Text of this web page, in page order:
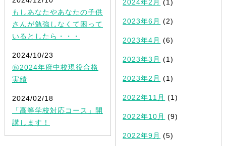
もしあなたやあなたの子供
さんが勉強しなくて困って
いるとしたら・・・
2024/10/23
㊗2024年府中校現役合格
実績
2024/02/18
「高等学校対応コース」開
講します！
2024年2月 (1)
2023年6月 (2)
2023年4月 (6)
2023年3月 (1)
2023年2月 (1)
2022年11月 (1)
2022年10月 (9)
2022年9月 (5)